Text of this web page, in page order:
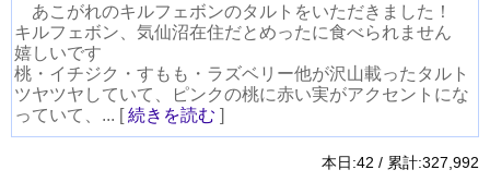
あこがれのキルフェボンのタルトをいただきました！
キルフェボン、気仙沼在住だとめったに食べられません
嬉しいです
桃・イチジク・すもも・ラズベリー他が沢山載ったタルト
ツヤツヤしていて、ピンクの桃に赤い実がアクセントにな
っていて、... [続きを読む ]
本日:42 / 累計:327,992